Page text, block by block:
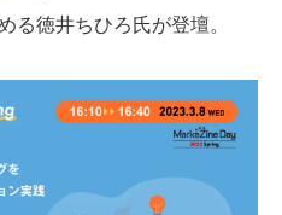
る徳井ちひろ氏が登壇。